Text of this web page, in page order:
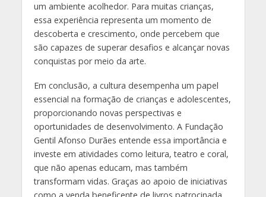
um ambiente acolhedor. Para muitas crianças,
essa experiência representa um momento de
descoberta e crescimento, onde percebem que
são capazes de superar desafios e alcançar novas
conquistas por meio da arte.
Em conclusão, a cultura desempenha um papel
essencial na formação de crianças e adolescentes,
proporcionando novas perspectivas e
oportunidades de desenvolvimento. A Fundação
Gentil Afonso Durães entende essa importância e
investe em atividades como leitura, teatro e coral,
que não apenas educam, mas também
transformam vidas. Graças ao apoio de iniciativas